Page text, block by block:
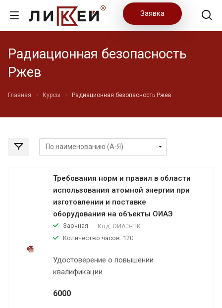
Заявка
Радиационная безопасность
Ржев
Главная Курсы Радиационная безопасность Ржев
Требования норм и правил в области
использования атомной энергии при
изготовлении и поставке
оборудования на объекты ОИАЭ
Заочная Код: ОИАЭ-ПК
Количество часов: 120
Удостоверение о повышении
квалификации
6000